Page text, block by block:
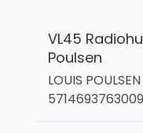
VL45
Poulsen
LOUIS POULSEN
5714693763009